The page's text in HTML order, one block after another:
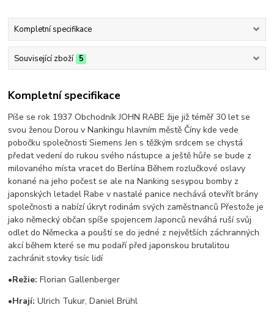
Kompletní specifikace
Související zboží 5
Kompletní specifikace
Píše se rok 1937 Obchodník JOHN RABE žije již téměř 30 let se
svou ženou Dorou v Nankingu hlavním městě Číny kde vede
pobočku společnosti Siemens Jen s těžkým srdcem se chystá
předat vedení do rukou svého nástupce a ještě hůře se bude z
milovaného místa vracet do Berlína Během rozlučkové oslavy
konané na jeho počest se ale na Nanking sesypou bomby z
japonských letadel Rabe v nastalé panice nechává otevřít brány
společnosti a nabízí úkryt rodinám svých zaměstnanců Přestože je
jako německý občan spíše spojencem Japonců neváhá ruší svůj
odlet do Německa a pouští se do jedné z největších záchranných
akcí během které se mu podaří před japonskou brutalitou
zachránit stovky tisíc lidí
•Režie:Florian Gallenberger
•Hrají:Ulrich Tukur, Daniel Brühl